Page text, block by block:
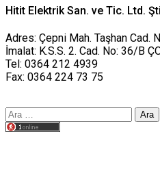
Hitit Elektrik San. ve Tic. Ltd.
Adres: Çepni Mah. Taşhan Cad.
İmalat: K.S.S. 2. Cad. No: 36/B
Tel: 0364 212 4939
Fax: 0364 224 73 75
Arama: